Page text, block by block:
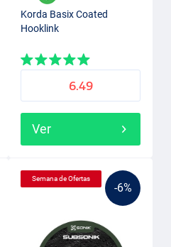
Korda Basix Coated
Hooklink
6.49
Ver
-6%
Semana de Ofertas